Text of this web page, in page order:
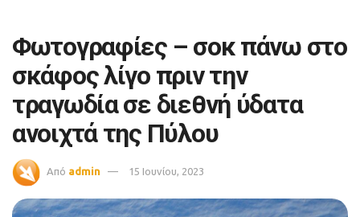
Φωτογραφίες – σοκ πάνω στο
σκάφος λίγο πριν την
τραγωδία σε διεθνή ύδατα
ανοιχτά της Πύλου
Από admin 15 Ιουνίου, 2023